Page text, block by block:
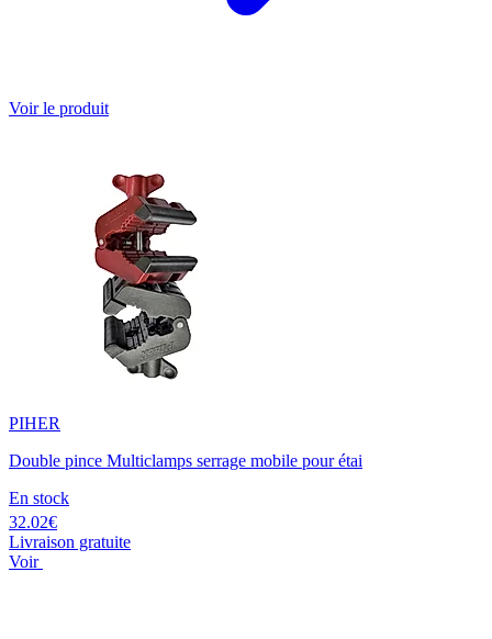
Voir le produit
PIHER
Double pince Multiclamps serrage mobile pour étai
En stock
32.02€
Livraison gratuite
Voir